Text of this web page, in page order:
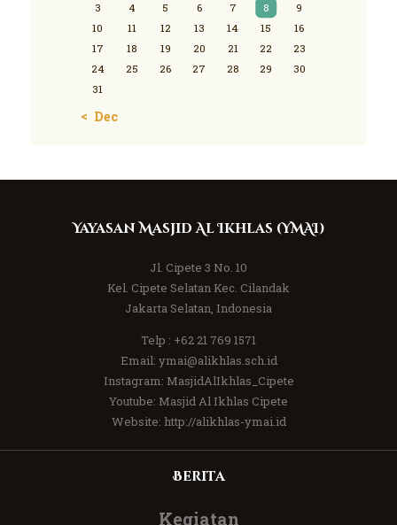
3
4 5 6 7 8
9
10
11 12 13 14 15
16
17
18 19 20 21 22
23
24
25 26 27 28 29
30
31
« Dec
Yayasan Masjid Al Ikhlas (YMAI)
Jl. Cipete 3 No. 10
Kel. Cipete Selatan Kec. Cilandak
Jakarta Selatan, Indonesia
Telp : +62 21 769 1571
Email: ymai@alikhlas.sch.id
Instagram: MasjidAlIkhlas_Cipete
Youtube: Masjid Al Ikhlas Cipete
Website: http://alikhlas-ymai.id
Berita
Kegiatan